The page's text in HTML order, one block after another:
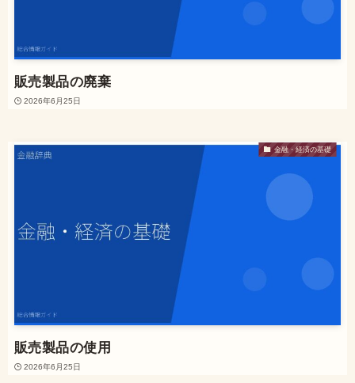
販売製品の廃棄
2026年6月25日
金融・経済の基礎
販売製品の使用
2026年6月25日